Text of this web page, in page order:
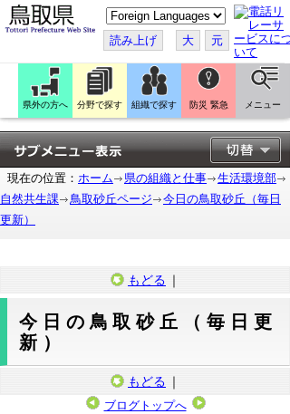
こ
の
ペ
ー
ジ
翻
訳
す
る
読み上げ 大 元
県外の方へ 分野で探す 組織で探す 防災 緊急 メニュー
現在の位置： ホーム 県の組織と仕事
生活環境部
自然共生課
鳥取砂丘ページ
今日の鳥取砂丘（毎日
更新）
もどる ｜
今日の鳥取砂丘（毎日更
新）
もどる ｜
ブログトップへ